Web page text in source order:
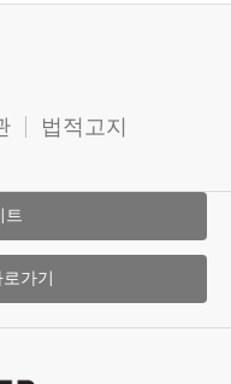
법적고지
트
가기